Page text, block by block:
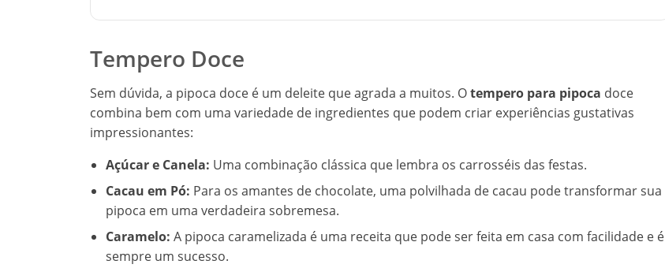
Tempero Doce
Sem dúvida, a pipoca doce é um deleite que agrada a muitos. Otempero para pipoca doce
combina bem com uma variedade de ingredientes que podem criar experiências gustativas
impressionantes:
Açúcar e Canela: Uma combinação clássica que lembra os carrosséis das festas.
Cacau em Pó: Para os amantes de chocolate, uma polvilhada de cacau pode transformar sua
pipoca em uma verdadeira sobremesa.
Caramelo: A pipoca caramelizada é uma receita que pode ser feita em casa com facilidade e é
sempre um sucesso.